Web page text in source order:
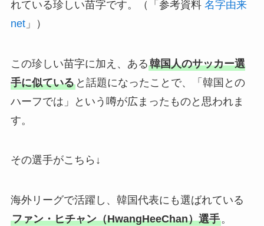
れている珍しい苗字です。（「参考資料 名字由来
net」）
この珍しい苗字に加え、ある韓国人のサッカー選
手に似ていると話題になったことで、「韓国との
ハーフでは」という噂が広まったものと思われま
す。
その選手がこちら↓
海外リーグで活躍し、韓国代表にも選ばれている
ファン・ヒチャン（HwangHeeChan）選手。